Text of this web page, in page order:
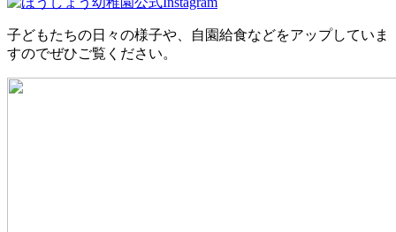
子どもたちの日々の様子や、自園給食などをアップしていま
すのでぜひご覧ください。